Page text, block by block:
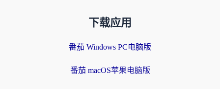
下载应用
番茄 Windows PC电脑版
番茄 macOS苹果电脑版